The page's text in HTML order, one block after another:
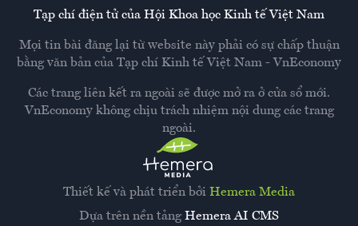
Thiết kế và phát triển bởi Hemera Media
Dựa trên nền tảng Hemera AI CMS
Tạp chí điện tử của Hội Khoa học Kinh tế Việt Nam
Mọi tin bài đăng lại từ website này phải có sự chấp thuận
bằng văn bản của Tạp chí Kinh tế Việt Nam - VnEconomy
Các trang liên kết ra ngoài sẽ được mở ra ở cửa sổ mới.
VnEconomy không chịu trách nhiệm nội dung các trang
ngoài.